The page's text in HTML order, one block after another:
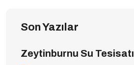
Son Yazılar
Zeytinburnu Su Tesisatı